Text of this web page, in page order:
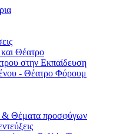
Θέατρο
στην Εκπαίδευση
- Θέατρο Φόρουμ
& Θέματα προσφύγων